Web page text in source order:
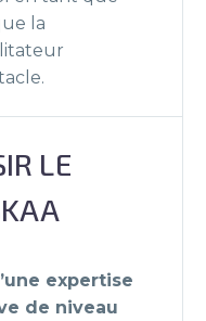
la
LE
expertise
de niveau